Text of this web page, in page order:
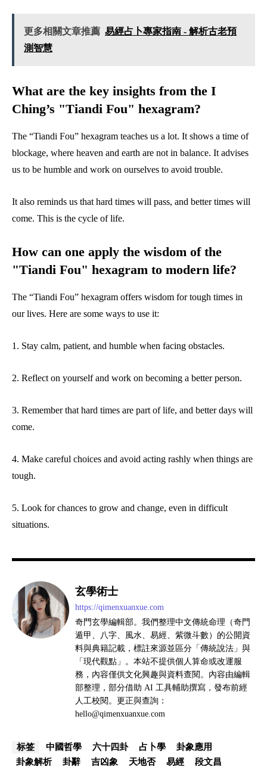
更多相關文章推薦 易經占卜專家指南 - 解析古老預
測智慧
What are the key insights from the I
Ching’s "Tiandi Fou" hexagram?
The “Tiandi Fou” hexagram teaches us a lot. It shows a time of
blockage, where heaven and earth are not in balance. It advises
us to be humble and work on ourselves to avoid trouble.
It also reminds us that hard times will pass, and better times will
come. This is the cycle of life.
How can one apply the wisdom of the
"Tiandi Fou" hexagram to modern life?
The “Tiandi Fou” hexagram offers wisdom for tough times in
our lives. Here are some ways to use it:
1. Stay calm, patient, and humble when facing obstacles.
2. Reflect on yourself and work on becoming a better person.
3. Remember that hard times are part of life, and better days will
come.
4. Make careful choices and avoid acting rashly when things are
tough.
5. Look for chances to grow and change, even in difficult
situations.
玄學術士
https://qimenxuanxue.com
奇門玄學編輯部。我們整理中文傳統命理（奇門
遁甲、八字、風水、易經、紫微斗數）的公開資
料與典籍記載，標註來源並區分「傳統說法」與
「現代觀點」。本站不提供個人算命或改運服
務，內容僅供文化興趣與資料查閱。內容由編輯
部整理，部分借助 AI 工具輔助撰寫，發布前經
人工校閱。更正與查詢：
hello@qimenxuanxue.com
标签 中國哲學 六十四卦 占卜學
卦象應用
卦象解析
卦辭 吉凶象 天地否 易經 段文昌